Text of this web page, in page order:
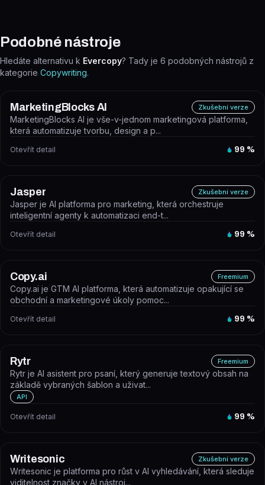
Podobné nástroje
Hledáte alternativu k Evercopy? Tady je 6 podobných nástrojů z
kategorie Copywriting.
MarketingBlocks AI Zkušební verze
MarketingBlocks AI je vše-v-jednom marketingová platforma,
která automatizuje tvorbu, design a p...
Otevřít detail 99 %
Jasper Zkušební verze
Jasper je AI platforma pro marketing, která orchestruje
inteligentní agenty k automatizaci end-t...
Otevřít detail 99 %
Copy.ai Freemium
Copy.ai je GTM AI platforma, která automatizuje opakující se
obchodní a marketingové úkoly pomoc...
Otevřít detail 99 %
Rytr Freemium
Rytr je AI asistent pro psaní, který generuje textový obsah na
základě vybraných šablon a uživat...
API
Otevřít detail 99 %
Writesonic Zkušební verze
Writesonic je platforma pro růst v AI vyhledávání, která sleduje
viditelnost značky v AI nástroj...